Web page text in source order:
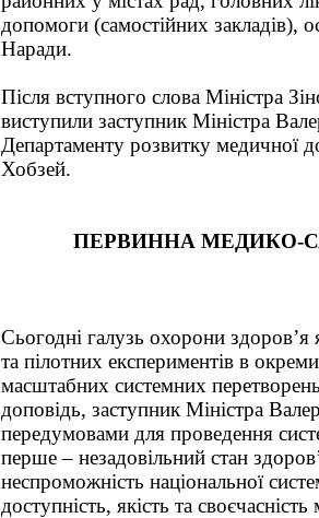
допомоги (самостійних закладів),
Наради.
Після вступного слова Міністра
виступили заступник Міністра
Департаменту розвитку
Хобзей.
ПЕРВИННА МЕДИКО-
Сьогодні галузь охорони здоров’я
та пілотних експериментів в
масштабних системних
доповідь, заступник Міністра
передумовами для проведення
перше – незадовільний стан
неспроможність національної
доступність, якість та